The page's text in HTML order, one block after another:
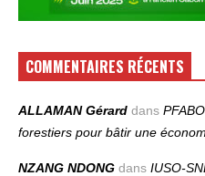
COMMENTAIRES RÉCENTS
ALLAMAN Gérard dans
forestiers pour bâtir une
NZANG NDONG dans